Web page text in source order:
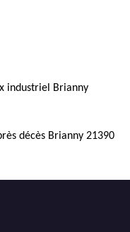
industriel Brianny
décès Brianny 21390